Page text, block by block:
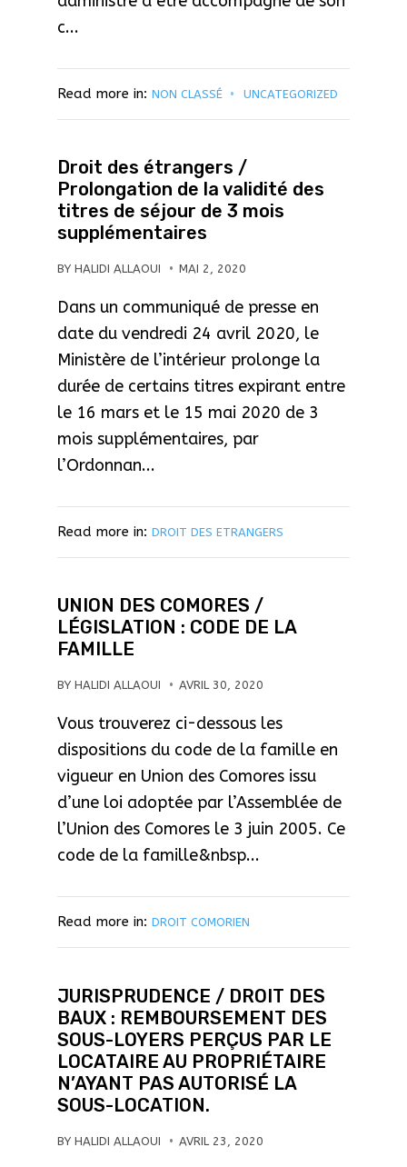
c...
Read more in: NON CLASSÉ UNCATEGORIZED
Droit des étrangers /
Prolongation de la validité des
titres de séjour de 3 mois
supplémentaires
BY HALIDI ALLAOUI MAI 2, 2020
Dans un communiqué de presse en
date du vendredi 24 avril 2020, le
Ministère de l’intérieur prolonge la
durée de certains titres expirant entre
le 16 mars et le 15 mai 2020 de 3
mois supplémentaires, par
l’Ordonnan...
Read more in: DROIT DES ETRANGERS
UNION DES COMORES /
LÉGISLATION : CODE DE LA
FAMILLE
BY HALIDI ALLAOUI AVRIL 30, 2020
Vous trouverez ci-dessous les
dispositions du code de la famille en
vigueur en Union des Comores issu
d’une loi adoptée par l’Assemblée de
l’Union des Comores le 3 juin 2005. Ce
code de la famille&nbsp...
Read more in: DROIT COMORIEN
JURISPRUDENCE / DROIT DES
BAUX : REMBOURSEMENT DES
SOUS-LOYERS PERÇUS PAR LE
LOCATAIRE AU PROPRIÉTAIRE
N’AYANT PAS AUTORISÉ LA
SOUS-LOCATION.
BY HALIDI ALLAOUI AVRIL 23, 2020